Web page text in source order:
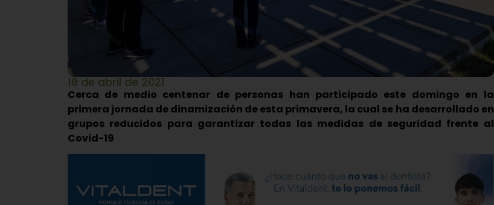
18 de abril de 2021
Cerca de medio centenar de personas han participado este domingo en la
primera jornada de dinamización de esta primavera, la cual se ha desarrollado en
grupos reducidos para garantizar todas las medidas de seguridad frente al
Covid-19